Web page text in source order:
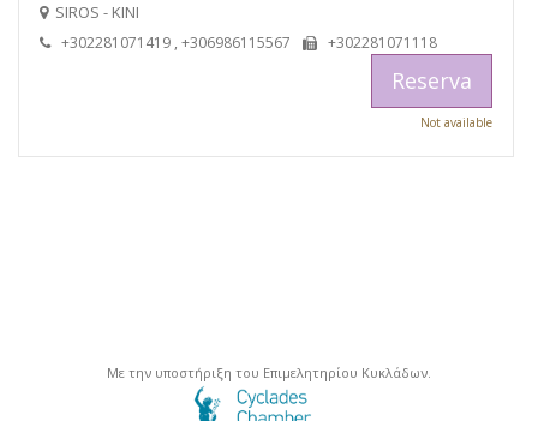
SIROS - KINI
+302281071419 , +306986115567 +302281071118
Reserva
Not available
Με την υποστήριξη του Επιμελητηρίου Κυκλάδων.